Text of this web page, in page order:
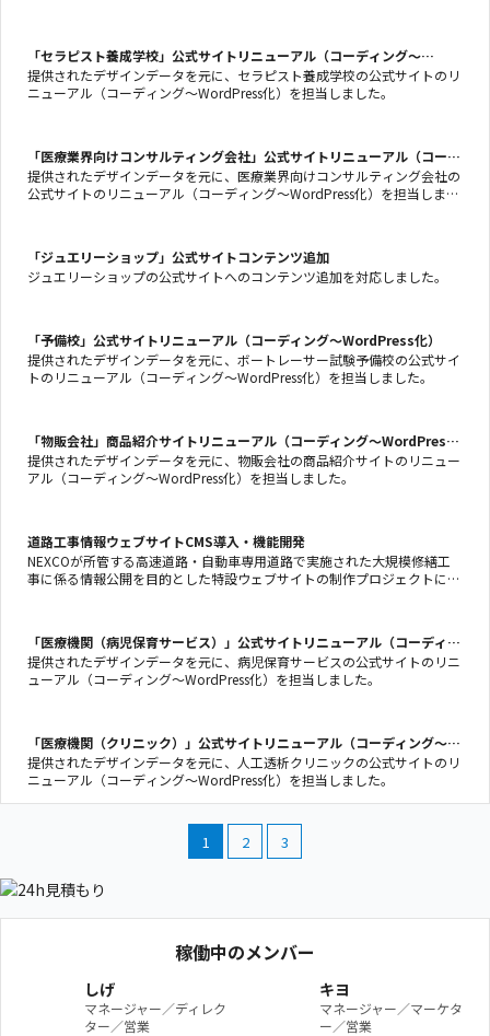
「セラピスト養成学校」公式サイトリニューアル（コーディング〜
WordPress化）
提供されたデザインデータを元に、セラピスト養成学校の公式サイトのリ
ニューアル（コーディング〜WordPress化）を担当しました。
「医療業界向けコンサルティング会社」公式サイトリニューアル（コーデ
ィング〜WordPress化）
提供されたデザインデータを元に、医療業界向けコンサルティング会社の
公式サイトのリニューアル（コーディング〜WordPress化）を担当しまし
「ジュエリーショップ」公式サイトコンテンツ追加
ジュエリーショップの公式サイトへのコンテンツ追加を対応しました。
「予備校」公式サイトリニューアル（コーディング〜WordPress化）
提供されたデザインデータを元に、ボートレーサー試験予備校の公式サイ
トのリニューアル（コーディング〜WordPress化）を担当しました。
「物販会社」商品紹介サイトリニューアル（コーディング〜WordPress
化）
提供されたデザインデータを元に、物販会社の商品紹介サイトのリニュー
アル（コーディング〜WordPress化）を担当しました。
道路工事情報ウェブサイトCMS導入・機能開発
NEXCOが所管する高速道路・自動車専用道路で実施された大規模修繕工
事に係る情報公開を目的とした特設ウェブサイトの制作プロジェクトにお
「医療機関（病児保育サービス）」公式サイトリニューアル（コーディン
グ〜WordPress化）
提供されたデザインデータを元に、病児保育サービスの公式サイトのリニ
ューアル（コーディング〜WordPress化）を担当しました。
「医療機関（クリニック）」公式サイトリニューアル（コーディング〜
WordPress化）
提供されたデザインデータを元に、人工透析クリニックの公式サイトのリ
ニューアル（コーディング〜WordPress化）を担当しました。
1 2 3
稼働中のメンバー
しげ
マネージャー／ディレク
ター／営業
キヨ
マネージャー／マーケタ
ー／営業